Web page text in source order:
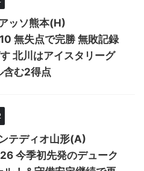
ッソ熊本(H)
無失点で完勝 無敗記録
北川はアイスタリーグ
含む2得点
テディオ山形(A)
今季初先発のデューク